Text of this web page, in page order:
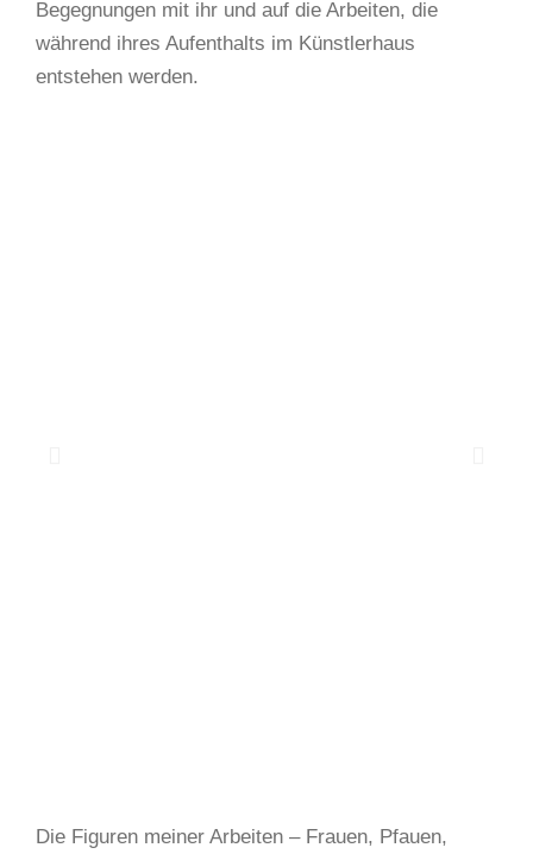
Begegnungen mit ihr und auf die Arbeiten, die
während ihres Aufenthalts im Künstlerhaus
entstehen werden.
Die Figuren meiner Arbeiten – Frauen, Pfauen,